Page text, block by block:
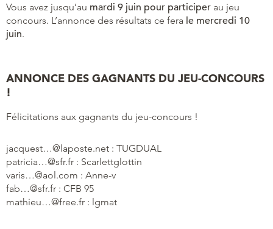
Vous avez jusqu’au mardi 9 juin pour participer au jeu
concours. L’annonce des résultats ce fera le mercredi 10
juin.
ANNONCE DES GAGNANTS DU JEU-CONCOURS
!
Félicitations aux gagnants du jeu-concours !
jacquest…@laposte.net : TUGDUAL
patricia…@sfr.fr : Scarlettglottin
varis…@aol.com : Anne-v
fab…@sfr.fr : CFB 95
mathieu…@free.fr : lgmat